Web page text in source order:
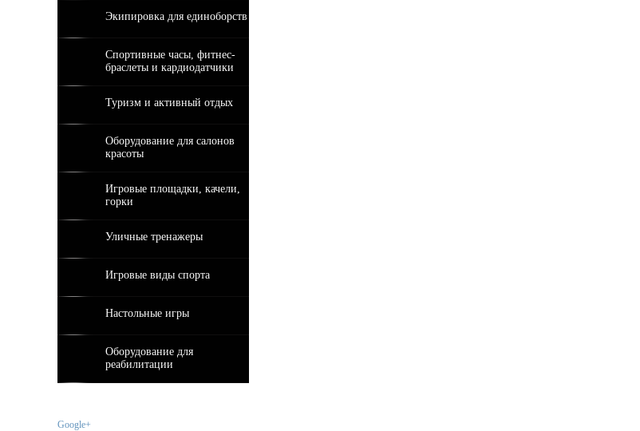
Экипировка для единоборств
Спортивные часы, фитнес-
браслеты и кардиодатчики
Туризм и активный отдых
Оборудование для салонов
красоты
Игровые площадки, качели,
горки
Уличные тренажеры
Игровые виды спорта
Настольные игры
Оборудование для
реабилитации
Google+